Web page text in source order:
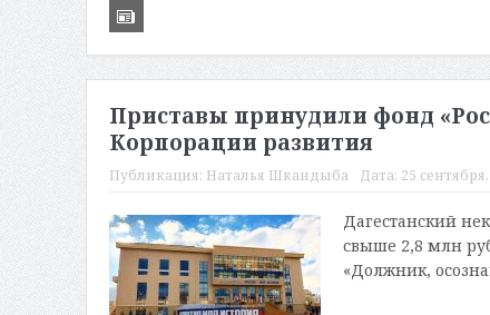
Приставы принудили фонд
Корпорации развития
Публикация: Наталья Шкандыба Дата: 25
Дагестанский
свыше 2,8 млн
«Должник,